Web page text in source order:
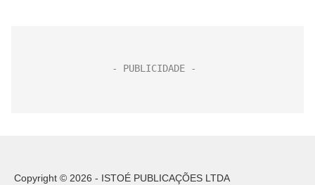
Copyright © 2026 - ISTOÉ PUBLICAÇÕES LTDA